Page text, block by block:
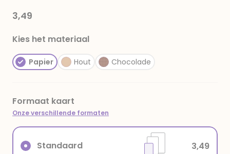
3,49
Kies het materiaal
Papier Hout Chocolade
Formaat kaart
Onze verschillende formaten
Standaard 3,49